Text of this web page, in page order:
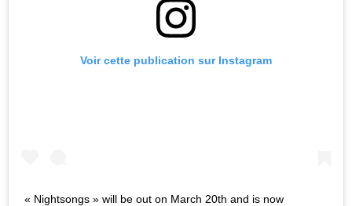
Voir cette publication sur Instagram
« Nightsongs » will be out on March 20th and is now